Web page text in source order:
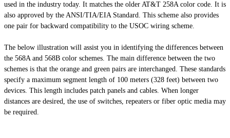
used in the industry today. It matches the older AT&T 258A color code. It is
also approved by the ANSI/TIA/EIA Standard. This scheme also provides
one pair for backward compatibility to the USOC wiring scheme.
The below illustration will assist you in identifying the differences between
the 568A and 568B color schemes. The main difference between the two
schemes is that the orange and green pairs are interchanged. These standards
specify a maximum segment length of 100 meters (328 feet) between two
devices. This length includes patch panels and cables. When longer
distances are desired, the use of switches, repeaters or fiber optic media may
be required.